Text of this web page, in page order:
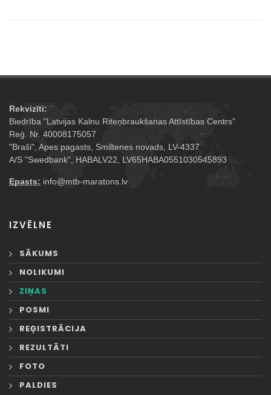
Rekvizīti:
Biedrība "Latvijas Kalnu Riteņbraukšanas Attīstības Centrs"
Reģ. Nr. 40008175057
"Braši", Apes pagasts, Smiltenes novads, LV-4337
A/S "Swedbank", HABALV22, LV65HABA0551030545893
Epasts: info@mtb-maratons.lv
IZVĒLNE
SĀKUMS
NOLIKUMI
ZIŅAS
POSMI
REĢISTRĀCIJA
REZULTĀTI
FOTO
PALDIES